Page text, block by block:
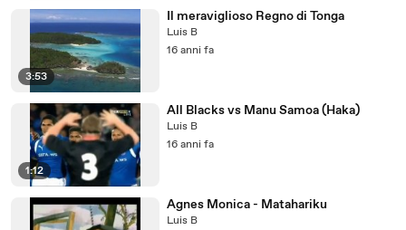
3:53
Il meraviglioso Regno di Tonga
Luis B
16 anni fa
1:12
All Blacks vs Manu Samoa (Haka)
Luis B
16 anni fa
Agnes Monica - Matahariku
Luis B